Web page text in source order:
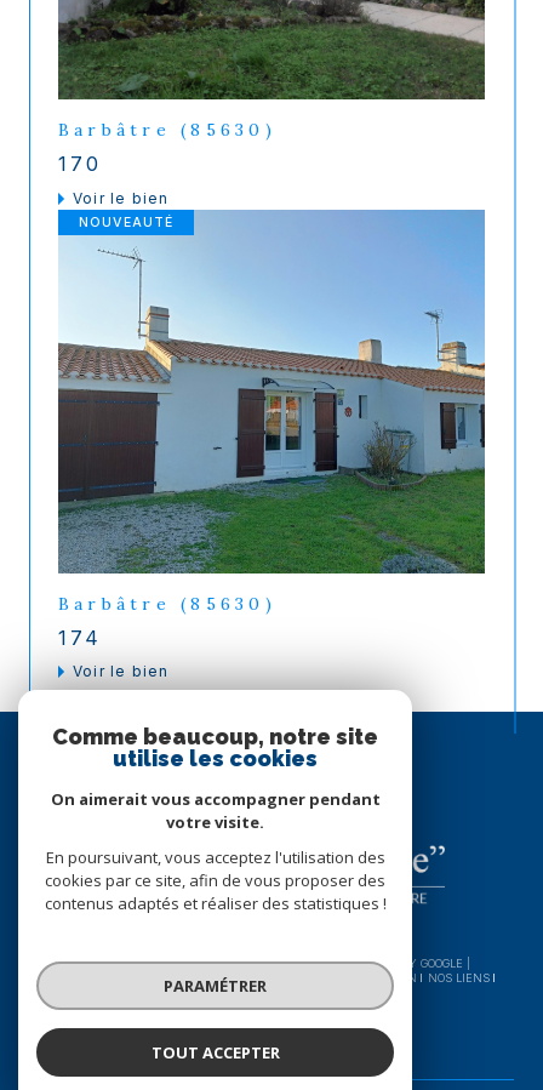
Barbâtre (85630)
170
voir le bien
NOUVEAUTÉ
Barbâtre (85630)
174
voir le bien
ESPACE
PROPRIÉTAIRE
SE CONNECTER
© 2026 | TOUS DROITS RÉSERVÉS | TRADUCTION POWERED BY GOOGLE |
PLAN DU SITE ADMIN
NOS LIENS
POLITIQUE RGPD
Comme beaucoup, notre site
utilise les cookies
On aimerait vous accompagner pendant
votre visite.
En poursuivant, vous acceptez l'utilisation des
cookies par ce site, afin de vous proposer des
contenus adaptés et réaliser des statistiques !
PARAMÉTRER
TOUT ACCEPTER